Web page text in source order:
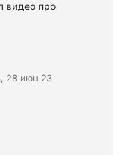
видео про
28 июн 23